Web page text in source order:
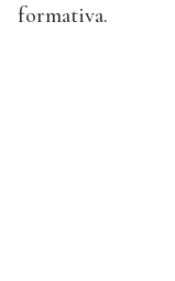
formativa.